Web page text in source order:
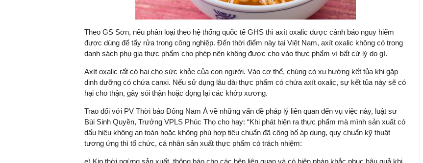
Theo GS Sơn, nếu phân loại theo hệ thống quốc tế GHS thì axít oxalic được cảnh báo nguy hiểm
được dùng để tẩy rửa trong công nghiệp. Đến thời điểm này tại Việt Nam, axít oxalic không có trong
danh sách phụ gia thực phẩm cho phép nên không được cho vào thực phẩm vì bất cứ lý do gì.
Axít oxalic rất có hại cho sức khỏe của con người. Vào cơ thể, chúng có xu hướng kết tủa khi gặp
dinh dưỡng có chứa canxi. Nếu sử dụng lâu dài thực phẩm có chứa axít oxalic, sự kết tủa này sẽ có
hại cho thận, gây sỏi thận hoặc đọng lại các khớp xương.
Trao đổi với PV Thời báo Đông Nam Á về những vấn đề pháp lý liên quan đến vụ việc này, luật sư
Bùi Sinh Quyền, Trưởng VPLS Phúc Thọ cho hay: “Khi phát hiện ra thực phẩm mà mình sản xuất có
dấu hiệu không an toàn hoặc không phù hợp tiêu chuẩn đã công bố áp dụng, quy chuẩn kỹ thuật
tương ứng thì tổ chức, cá nhân sản xuất thực phẩm có trách nhiệm: